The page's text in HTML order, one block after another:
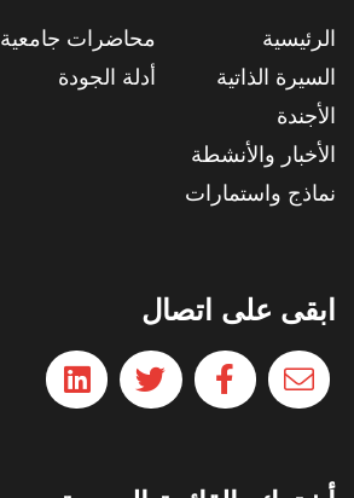
الرئيسية
السيرة الذاتية
الأجندة
الأخبار والأنشطة
نماذج واستمارات
محاضرات جامعية
أدلة الجودة
ابقى على اتصال